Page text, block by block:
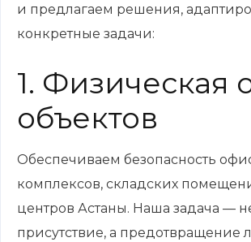
и предлагаем решения,
конкретные задачи:
1. Физическая
объектов
Обеспечиваем безопасность
комплексов, складских
центров Астаны. Наша задача —
присутствие, а предотвращение